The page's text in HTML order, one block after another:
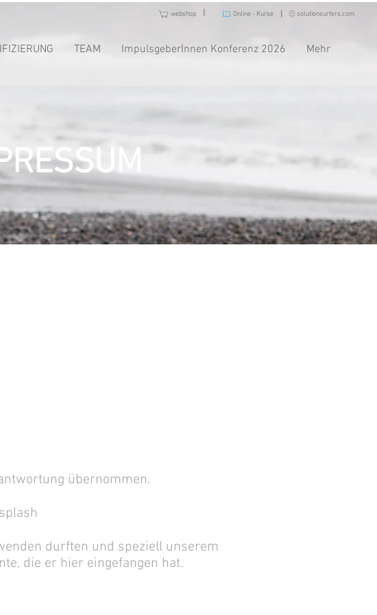
TEAM ImpulsgeberInnen Konferenz 2026 Mehr
I
webshop Online - Kurse
I solutionsurfers.com
übernommen.
durften und speziell unserem
die er hier eingefangen hat.